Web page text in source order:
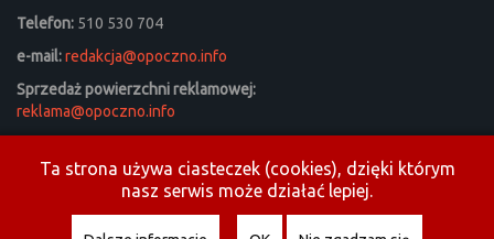
Telefon: 510 530 704
e-mail:redakcja@opoczno.info
Sprzedaż powierzchni reklamowej:
reklama@opoczno.info
listy_do_redakcji@opoczno.info
Ta strona używa ciasteczek (cookies), dzięki którym
nasz serwis może działać lepiej.